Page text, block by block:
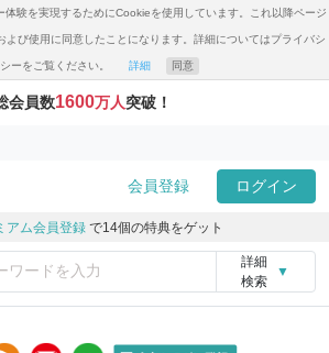
体験を実現するためにCookieを使用しています。これ以降ページ
よび使用に同意したことになります。詳細についてはプライバシ
ーをご覧ください。 詳細 同意
会員数1600万人突破！
会員登録 ログイン
アム会員登録 で14個の特典をゲット
詳細
検索
▼